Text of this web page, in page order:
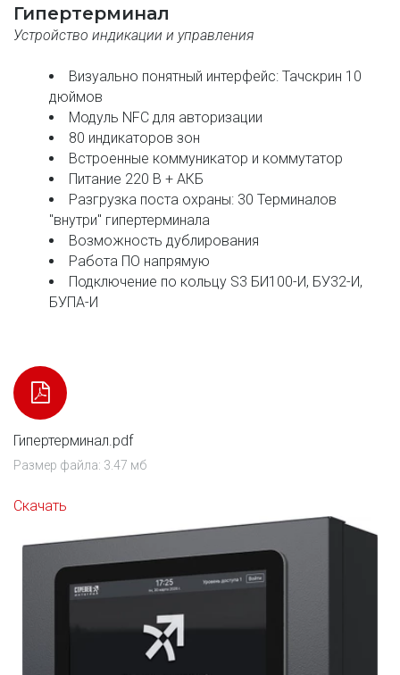
Гипертерминал
Устройство индикации и управления
Визуально понятный интерфейс: Тачскрин 10
дюймов
Модуль NFC для авторизации
80 индикаторов зон
Встроенные коммуникатор и коммутатор
Питание 220 В + АКБ
Разгрузка поста охраны: 30 Терминалов
"внутри" гипертерминала
Возможность дублирования
Работа ПО напрямую
Подключение по кольцу S3 БИ100-И, БУ32-И,
БУПА-И
Гипертерминал.pdf
Размер файла: 3.47 мб
Скачать